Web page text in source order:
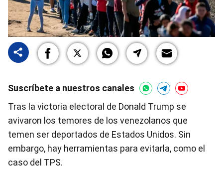
Suscríbete a nuestros canales
Tras la victoria electoral de Donald Trump se
avivaron los temores de los venezolanos que
temen ser deportados de Estados Unidos. Sin
embargo, hay herramientas para evitarla, como el
caso del TPS.